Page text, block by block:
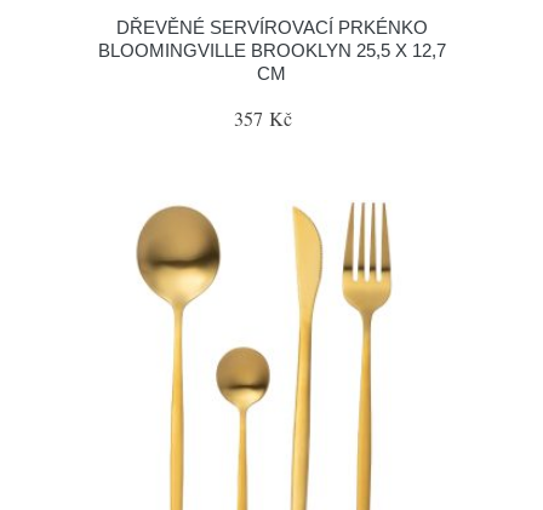
DŘEVĚNÉ SERVÍROVACÍ PRKÉNKO
BLOOMINGVILLE BROOKLYN 25,5 X 12,7
CM
357 Kč